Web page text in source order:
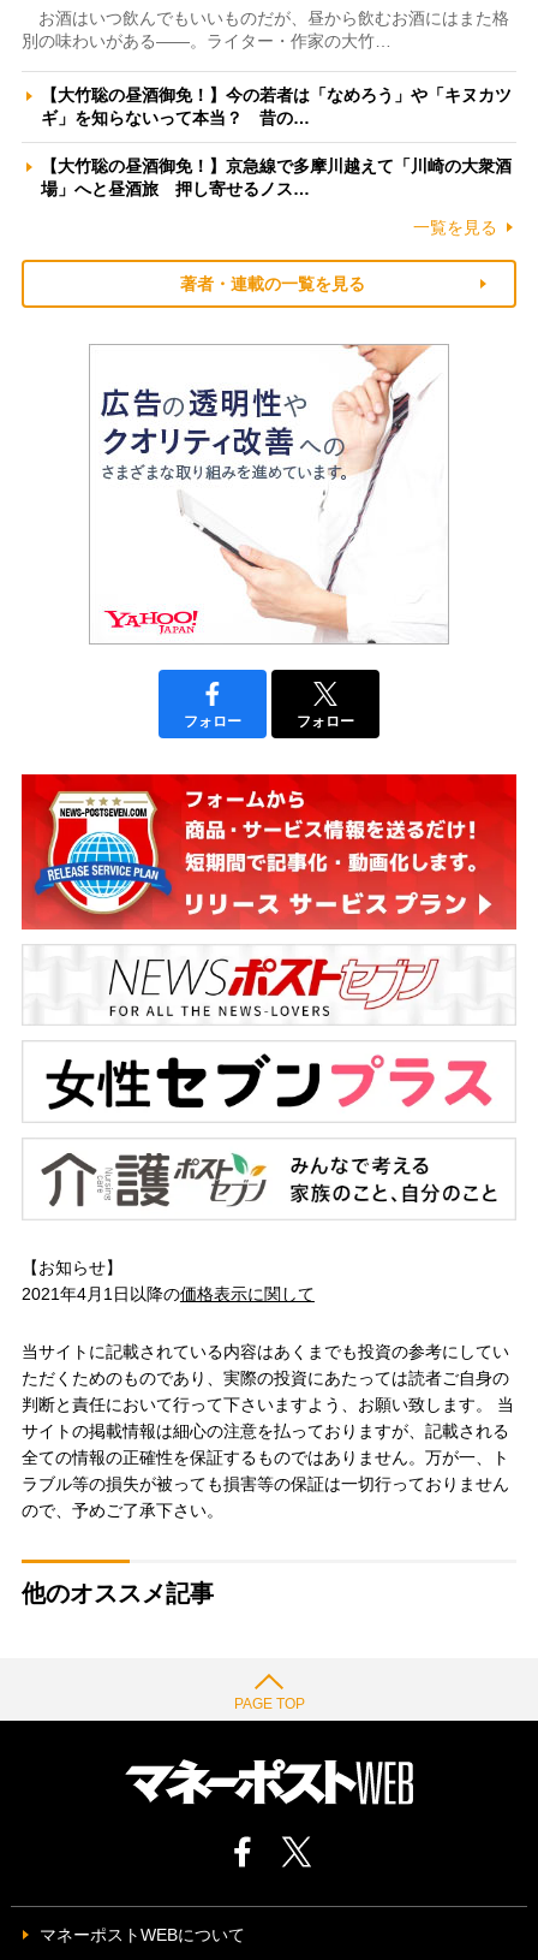
お酒はいつ飲んでもいいものだが、昼から飲むお酒にはまた格
別の味わいがある――。ライター・作家の大竹…
【大竹聡の昼酒御免！】今の若者は「なめろう」や「キヌカツ
ギ」を知らないって本当？ 昔の…
【大竹聡の昼酒御免！】京急線で多摩川越えて「川崎の大衆酒
場」へと昼酒旅 押し寄せるノス…
一覧を見る
著者・連載の一覧を見る
フォロー フォロー
【お知らせ】
2021年4月1日以降の価格表示に関して
当サイトに記載されている内容はあくまでも投資の参考にしてい
ただくためのものであり、実際の投資にあたっては読者ご自身の
判断と責任において行って下さいますよう、お願い致します。 当
サイトの掲載情報は細心の注意を払っておりますが、記載される
全ての情報の正確性を保証するものではありません。万が一、ト
ラブル等の損失が被っても損害等の保証は一切行っておりません
ので、予めご了承下さい。
他のオススメ記事
PAGE TOP
マネーポストWEBについて